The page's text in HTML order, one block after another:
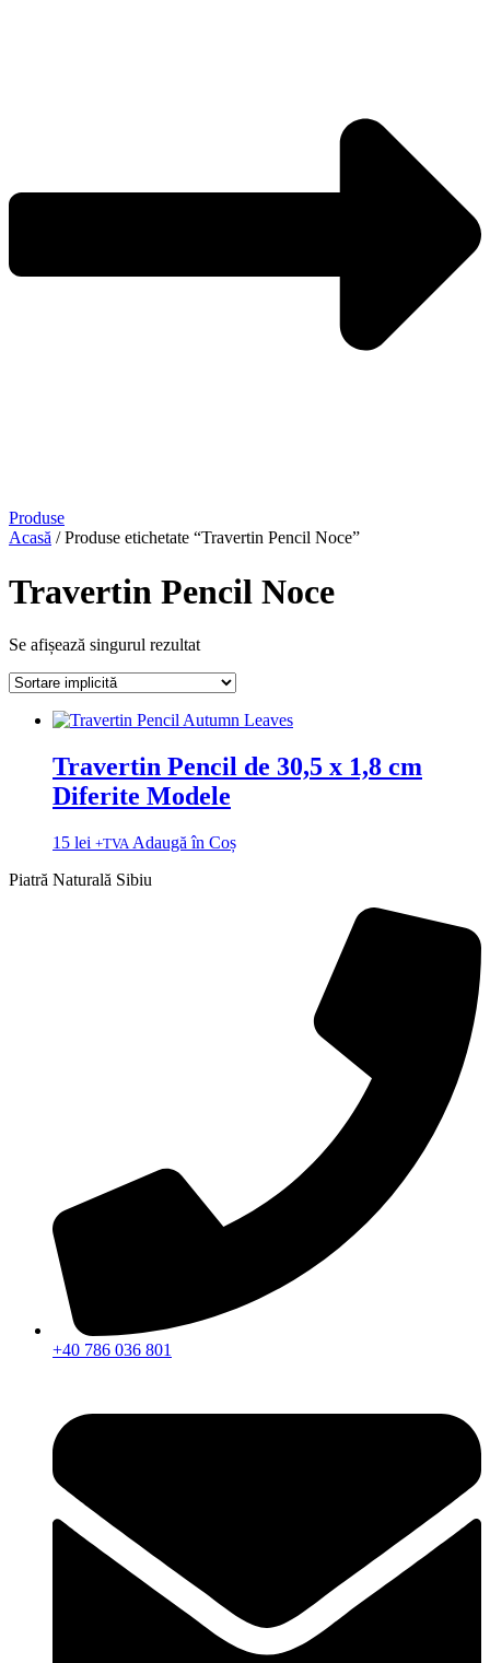
Produse
Acasă / Produse etichetate “Travertin Pencil Noce”
Travertin Pencil Noce
Se afișează singurul rezultat
Travertin Pencil de 30,5 x 1,8 cm
Diferite Modele
15 lei +TVA Adaugă în Coș
Piatră Naturală Sibiu
+40 786 036 801